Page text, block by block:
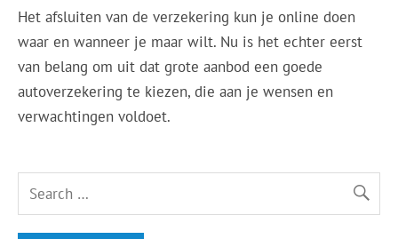
Het afsluiten van de verzekering kun je online doen
waar en wanneer je maar wilt. Nu is het echter eerst
van belang om uit dat grote aanbod een goede
autoverzekering te kiezen, die aan je wensen en
verwachtingen voldoet.